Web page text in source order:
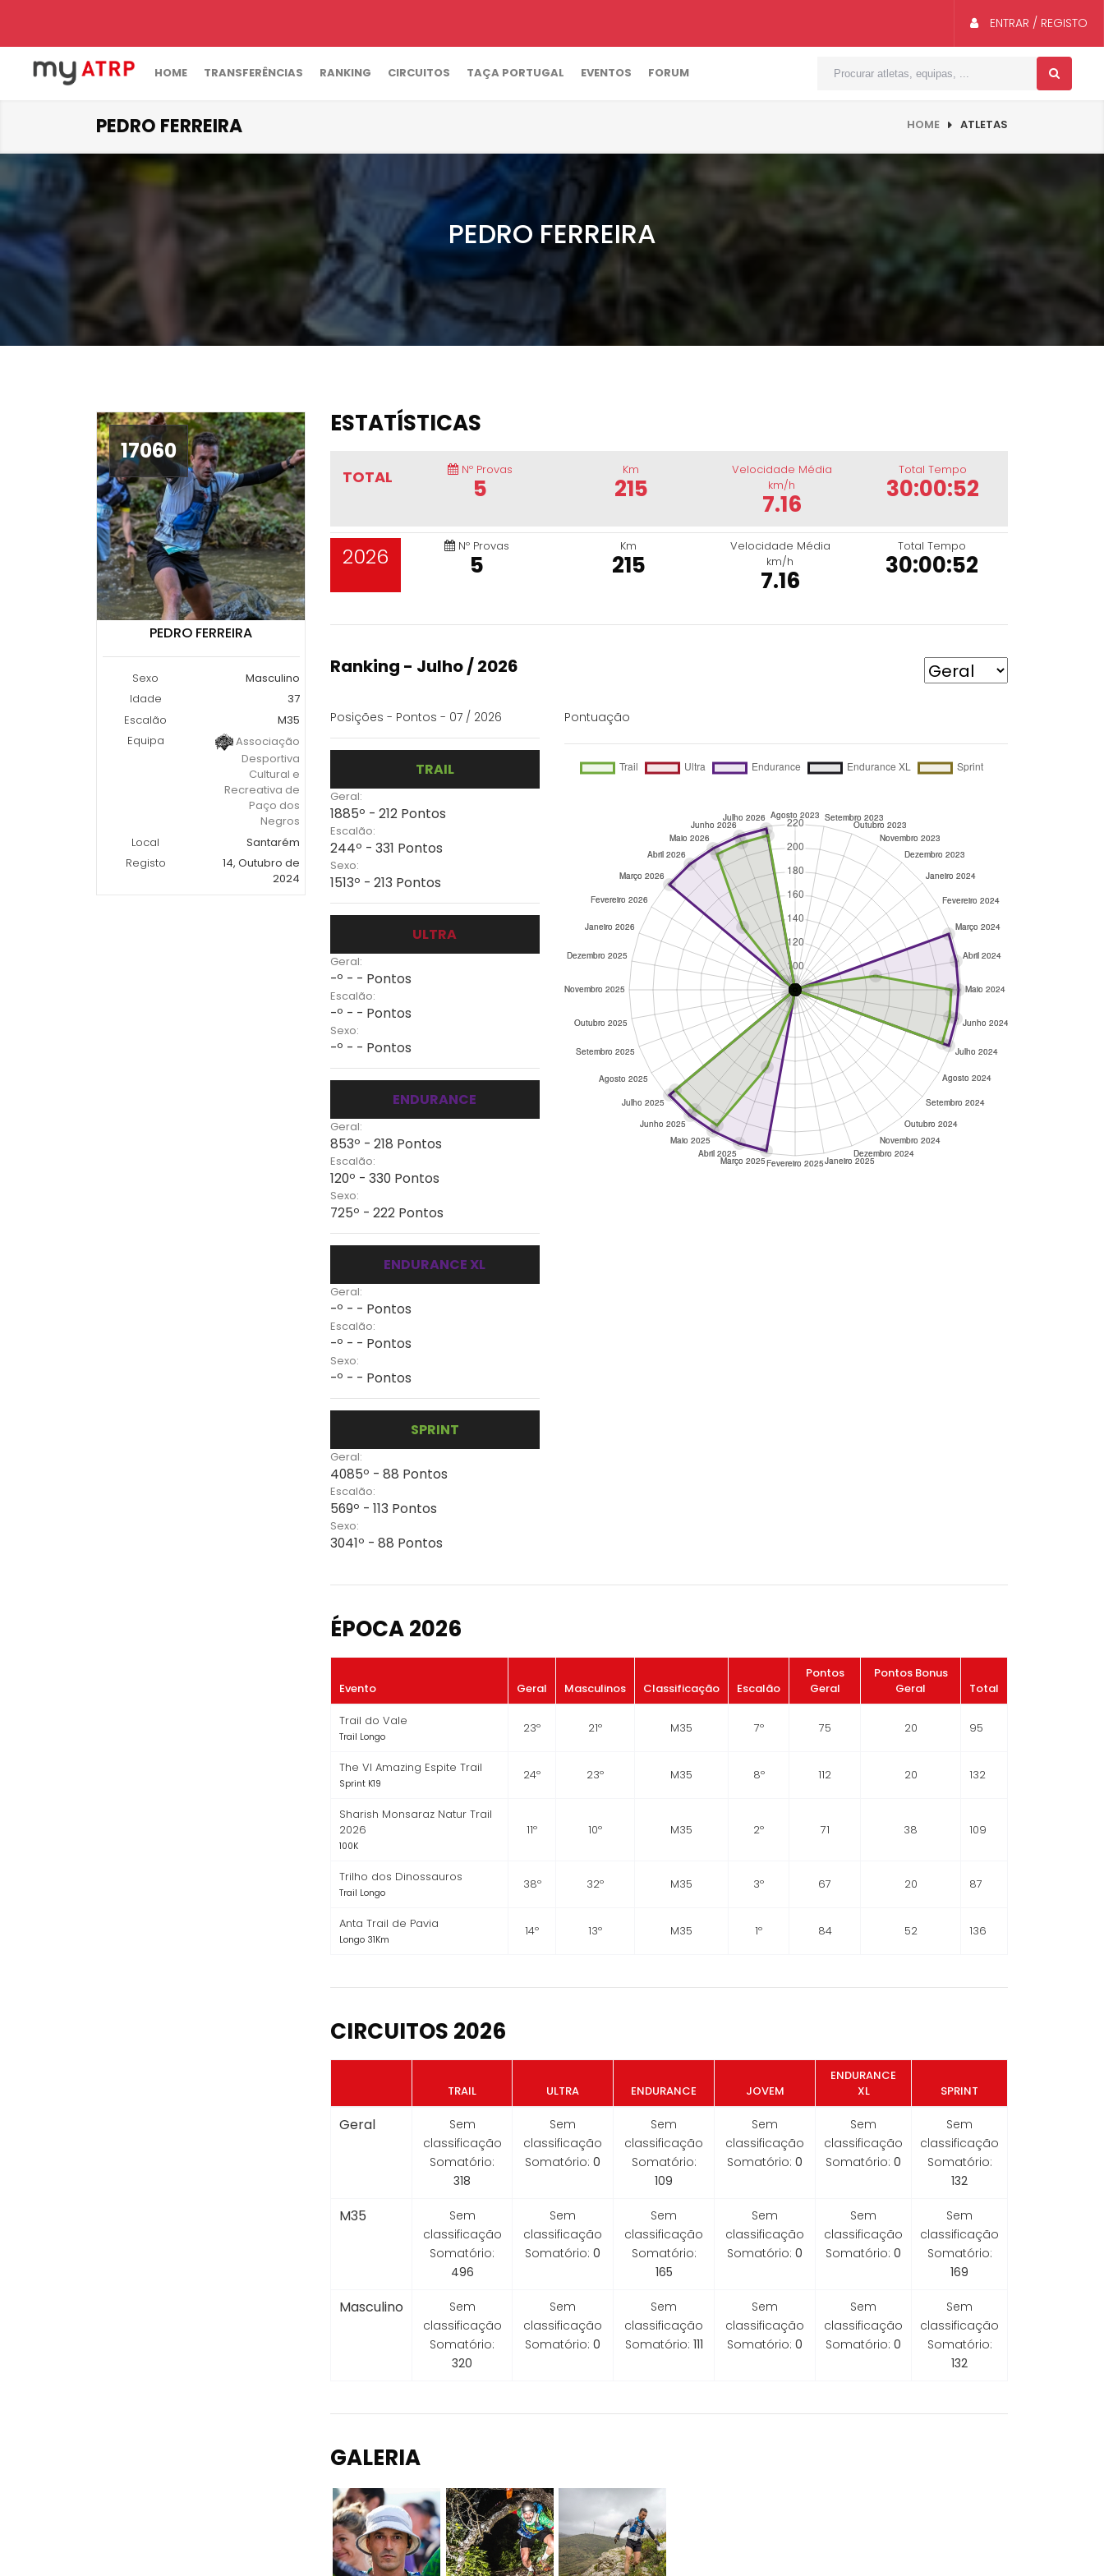
ENTRAR / REGISTO
HOME TRANSFERÊNCIAS RANKING CIRCUITOS TAÇA PORTUGAL EVENTOS FORUM
PEDRO FERREIRA HOME ATLETAS
PEDRO FERREIRA
17060
PEDRO FERREIRA
Sexo
Masculino
Idade
37
Escalão
M35
Equipa
Associação
Desportiva
Cultural e
Recreativa de
Paço dos
Negros
Local
Santarém
Registo
14, Outubro de
2024
ESTATÍSTICAS
TOTAL Nº Provas
5
Km
215
Velocidade Média
km/h
7.16
Total Tempo
30:00:52
2026 Nº Provas
5
Km
215
Velocidade Média
km/h
7.16
Total Tempo
30:00:52
Ranking - Julho / 2026
Posições - Pontos - 07 / 2026
TRAIL
Geral:
1885º - 212 Pontos
Escalão:
244º - 331 Pontos
Sexo:
1513º - 213 Pontos
ULTRA
Geral:
-º - - Pontos
Escalão:
-º - - Pontos
Sexo:
-º - - Pontos
ENDURANCE
Geral:
853º - 218 Pontos
Escalão:
120º - 330 Pontos
Sexo:
725º - 222 Pontos
ENDURANCE XL
Geral:
-º - - Pontos
Escalão:
-º - - Pontos
Sexo:
-º - - Pontos
SPRINT
Geral:
4085º - 88 Pontos
Escalão:
569º - 113 Pontos
Sexo:
3041º - 88 Pontos
Pontuação
ÉPOCA 2026
Evento Geral Masculinos Classificação Escalão
Pontos
Geral
Pontos Bonus
Geral
Total
Trail do Vale
Trail Longo
23º 21º M35 7º 75 20 95
The VI Amazing Espite Trail
Sprint K19
24º 23º M35 8º 112 20 132
Sharish Monsaraz Natur Trail
2026
100K
11º 10º M35 2º 71 38 109
Trilho dos Dinossauros
Trail Longo
38º 32º M35 3º 67 20 87
Anta Trail de Pavia
Longo 31Km
14º 13º M35 1º 84 52 136
CIRCUITOS 2026
TRAIL ULTRA ENDURANCE JOVEM
ENDURANCE
XL
SPRINT
Geral
Sem
classificação
Somatório:
318
Sem
classificação
Somatório: 0
Sem
classificação
Somatório:
109
Sem
classificação
Somatório: 0
Sem
classificação
Somatório: 0
Sem
classificação
Somatório:
132
M35
Sem
classificação
Somatório:
496
Sem
classificação
Somatório: 0
Sem
classificação
Somatório:
165
Sem
classificação
Somatório: 0
Sem
classificação
Somatório: 0
Sem
classificação
Somatório:
169
Masculino
Sem
classificação
Somatório:
320
Sem
classificação
Somatório: 0
Sem
classificação
Somatório: 111
Sem
classificação
Somatório: 0
Sem
classificação
Somatório: 0
Sem
classificação
Somatório:
132
GALERIA